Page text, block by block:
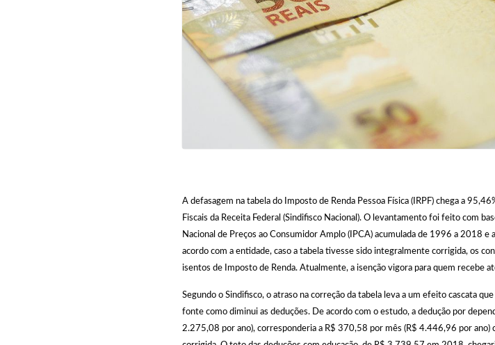
A defasagem na tabela do Imposto de Renda Pessoa Física (IRPF) chega a
Fiscais da Receita Federal (Sindifisco Nacional). O levantamento foi feito com
Nacional de Preços ao Consumidor Amplo (IPCA) acumulada de 1996 a 2018 e
acordo com a entidade, caso a tabela tivesse sido integralmente corrigida, os
isentos de Imposto de Renda. Atualmente, a isenção vigora para quem recebe
Segundo o Sindifisco, o atraso na correção da tabela leva a um efeito cascata
fonte como diminui as deduções. De acordo com o estudo, a dedução por
2.275,08 por ano), corresponderia a R$ 370,58 por mês (R$ 4.446,96 por ano)